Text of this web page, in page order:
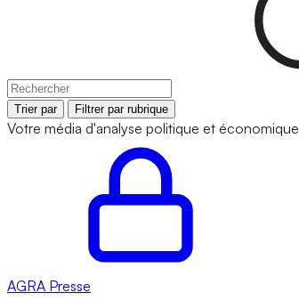
Trier par Filtrer par rubrique
Votre média d'analyse politique et économique
AGRA Presse